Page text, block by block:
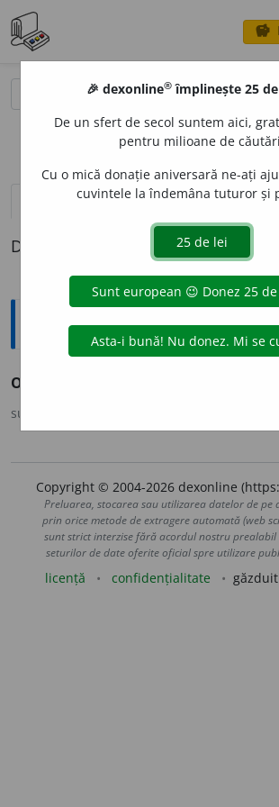
savings
definiții (1) pronunțievolume_up (50)
Definiția cu ID-ul 197234:
Sinonime
OBIC
sursa:
Copyright © 2004-2026 dexonline
Preluarea, stocarea sau utilizarea datelor de pe
prin orice metode de extragere automată (web
sunt strict interzise fără acordul nostru prealabil
seturilor de date oferite oficial spre utilizare
licență confidențialitate
🎉 dexonline® împlinește 25
De un sfert de secol suntem aici,
pentru milioane de
Cu o mică donație aniversară ne-ați
cuvintele la îndemâna tuturor și